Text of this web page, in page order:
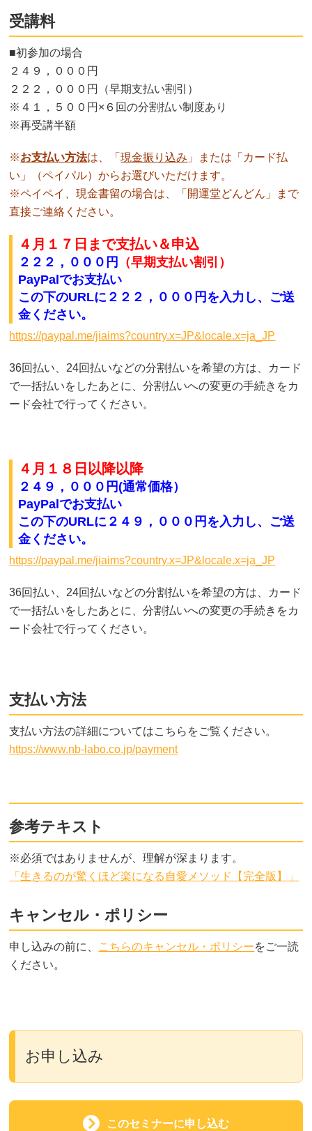
受講料
■初参加の場合
２４９，０００円
２２２，０００円（早期支払い割引）
※４１，５００円×６回の分割払い制度あり
※再受講半額
※お支払い方法は、「現金振り込み 」または「カード払
い」（ペイパル）からお選びいただけます。
※ペイペイ、現金書留の場合は、「開運堂どんどん」まで
直接ご連絡ください。
４ 月１７日まで支払い＆申込
２２２，０００円
（早期支払い割引）
PayPalでお支払い
この下のURLに ２２２，０００円 を入力し、ご送
金ください。
https://paypal.me/jiaims?country.x=JP&locale.x=ja_JP
36回払い、24回払いなどの分割払いを希望の方は、カード
で一括払いをしたあとに、分割払いへの変更の手続きをカ
ード会社で行ってください。
４月１８日以降以降
２４９，０００円(通常価格）
PayPalでお支払い
この下のURLに２４９，０００円 を入力し、ご送
金ください。
https://paypal.me/jiaims?country.x=JP&locale.x=ja_JP
36回払い、24回払いなどの分割払いを希望の方は、カード
で一括払いをしたあとに、分割払いへの変更の手続きをカ
ード会社で行ってください。
支払い方法
支払い方法の詳細についてはこちらをご覧ください。
https://www.nb-labo.co.jp/payment
参考テキスト
※必須ではありませんが、理解が深まります。
「生きるのが驚くほど楽になる自愛メソッド【完全版】」
キャンセル・ポリシー
申し込みの前に、 こちらのキャンセル・ポリシーをご一読
ください。
お申し込み
このセミナーに申し込む